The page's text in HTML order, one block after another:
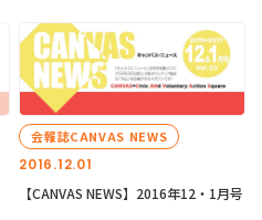
2016.12.01
会報誌CANVAS NEWS
【CANVAS NEWS】2016年12・1月号